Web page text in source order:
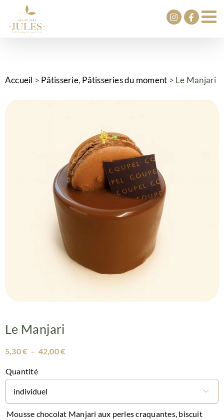
contenu
Accueil > Pâtisserie, Pâtisseries du moment > Le Manjari
Le Manjari
5,30€ – 42,00€Plage
5,30 €
Quantité

Mousse chocolat Manjari aux perles craquantes, biscuit